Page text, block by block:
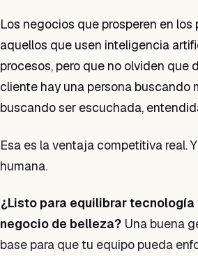
Los negocios que prosperen en los
aquellos que usen inteligencia
procesos, pero que no olviden que
cliente hay una persona buscando
buscando ser escuchada,
Esa es la ventaja competitiva real.
humana.
¿Listo para equilibrar
negocio de belleza? Una buena
base para que tu equipo pueda